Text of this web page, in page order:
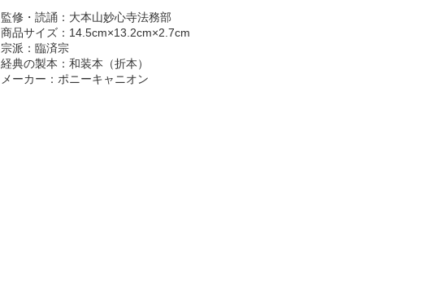
監修・読誦：大本山妙心寺法務部
商品サイズ：14.5cm×13.2cm×2.7cm
宗派：臨済宗
経典の製本：和装本（折本）
メーカー：ポニーキャニオン